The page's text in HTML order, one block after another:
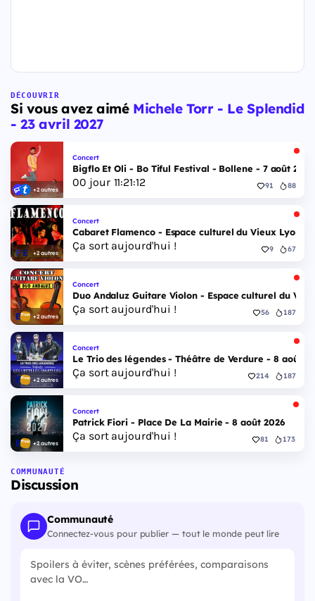
DÉCOUVRIR
Si vous avez aimé Michele Torr - Le Splendid
- 23 avril 2027
+2 autres
Concert
Bigflo Et Oli - Bo Tiful Festival - Bollene - 7 août 2026
00 jour 11:21:11 91 88
+2 autres
Concert
Cabaret Flamenco - Espace culturel du Vieux Lyon -
Ça sort aujourd'hui ! 9 67
+2 autres
Concert
Duo Andaluz Guitare Violon - Espace culturel du
Ça sort aujourd'hui ! 56 187
+2 autres
Concert
Le Trio des légendes - Théâtre de Verdure - 8 août
Ça sort aujourd'hui ! 214 187
+2 autres
Concert
Patrick Fiori - Place De La Mairie - 8 août 2026
Ça sort aujourd'hui ! 81 173
COMMUNAUTÉ
Discussion
Communauté
Connectez-vous pour publier — tout le monde peut lire